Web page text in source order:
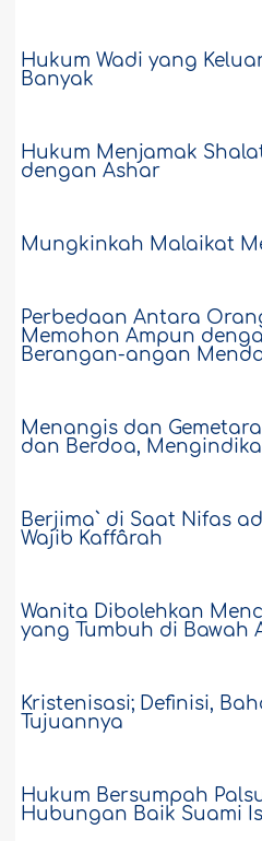
Hukum Wadi yang
Banyak
Hukum Menjamak
dengan Ashar
Mungkinkah Malaikat
Perbedaan Antara
Memohon Ampun
Berangan-angan
Menangis dan
dan Berdoa,
Berjima` di Saat Nifas
Wajib Kaffârah
Wanita Dibolehkan
yang Tumbuh di Bawah
Kristenisasi; Definisi,
Tujuannya
Hukum Bersumpah
Hubungan Baik Suami